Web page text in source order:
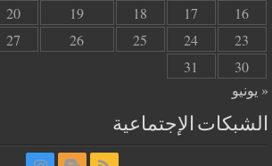
16
17
18
19
20
23
24
25
26
27
30
31
« يونيو
الشبكات الإجتماعية